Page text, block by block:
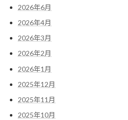
2026年6月
2026年4月
2026年3月
2026年2月
2026年1月
2025年12月
2025年11月
2025年10月